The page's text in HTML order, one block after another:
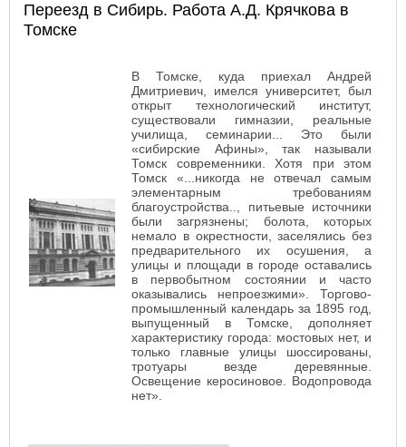
Переезд в Сибирь. Работа А.Д. Крячкова в
Томске
В Томске, куда приехал Андрей
Дмитриевич, имелся университет, был
открыт технологический институт,
существовали гимназии, реальные
училища, семинарии... Это были
«сибирские Афины», так называли
Томск современники. Хотя при этом
Томск «...никогда не отвечал самым
элементарным требованиям
благоустройства.., питьевые источники
были загрязнены; болота, которых
немало в окрестности, заселялись без
предварительного их осушения, а
улицы и площади в городе оставались
в первобытном состоянии и часто
оказывались непроезжими». Торгово-
промышленный календарь за 1895 год,
выпущенный в Томске, дополняет
характеристику города: мостовых нет, и
только главные улицы шоссированы,
тротуары везде деревянные.
Освещение керосиновое. Водопровода
нет».